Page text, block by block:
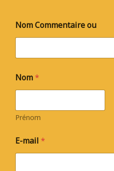
Nom Commentaire ou
Nom*
Prénom
E-mail *